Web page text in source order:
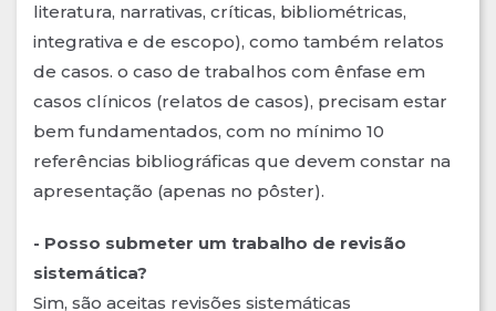
literatura, narrativas, críticas, bibliométricas,
integrativa e de escopo), como também relatos
de casos. o caso de trabalhos com ênfase em
casos clínicos (relatos de casos), precisam estar
bem fundamentados, com no mínimo 10
referências bibliográficas que devem constar na
apresentação (apenas no pôster).
- Posso submeter um trabalho de revisão
sistemática?
Sim, são aceitas revisões sistemáticas